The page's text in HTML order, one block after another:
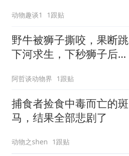
赶，看母狮卡丽如何用狩
猎夺回体面
动物趣谈1 1跟贴
野牛被狮子撕咬，果断跳
下河求生，下秒狮子后悔
阿哲谈动物界 1跟贴
捕食者捡食中毒而亡的斑
马，结果全部悲剧了
动物之shen 1跟贴